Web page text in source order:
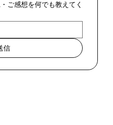
ご感想を何でも教えてく
信